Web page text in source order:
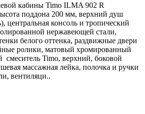
кабины Timo ILMA 902 R
поддона 200 мм, верхний душ
центральная консоль и тропический
нержавеющей стали,
белого оттенка, раздвижные двери
ролики, матовый хромированный
Timo, верхний, боковой
массажная лейка, полочка и ручки
вентиляци..